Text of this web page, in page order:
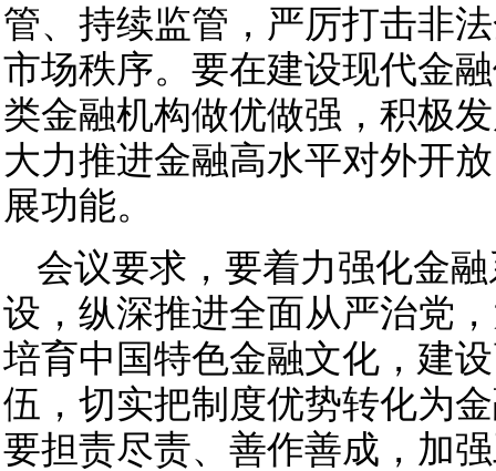
管、持续监管，严厉打击非
市场秩序。要在建设现代金
类金融机构做优做强，积极
大力推进金融高水平对外开
展功能。
会议要求，要着力强化金
设，纵深推进全面从严治党
培育中国特色金融文化，建
伍，切实把制度优势转化为
要担责尽责、善作善成，加